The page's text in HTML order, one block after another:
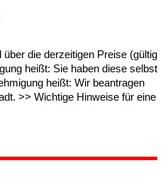
die derzeitigen Preise (gültig
heißt: Sie haben diese selbst
heißt: Wir beantragen
>> Wichtige Hinweise für eine